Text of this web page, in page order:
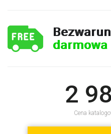
2
Cena